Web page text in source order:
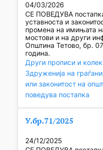
04/03/2026
СЕ ПОВЕДУВА
уставноста и
промена на имињата
мостови и на други
Општина Тетово, бр.
година.
Други прописи и
Здруженија на граѓани
или законитост на
поведува постапка
У.бр.71/2025
24/12/2025